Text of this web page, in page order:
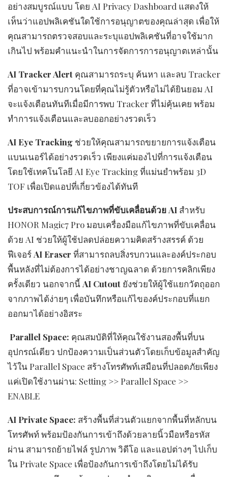
อย่างสมบูรณ์แบบ โดย AI Privacy Dashboard แสดงให้
เห็นว่าแอปพลิเคชันใดใช้การอนุญาตของคุณล่าสุด เพื่อให้
คุณสามารถตรวจสอบและระบุแอปพลิเคชันที่อาจใช้มาก
เกินไป พร้อมคำแนะนำในการจัดการการอนุญาตเหล่านั้น
AI Tracker Alert คุณสามารถระบุ ค้นหา และลบ Tracker
ที่อาจเข้ามารบกวนโดยที่คุณไม่รู้ตัวหรือไม่ได้ยินยอม AI
จะแจ้งเตือนทันทีเมื่อมีการพบ Tracker ที่ไม่คุ้นเคย พร้อม
ทำการแจ้งเตือนและลบออกอย่างรวดเร็ว
AI Eye Tracking ช่วยให้คุณสามารถขยายการแจ้งเตือน
แบนเนอร์ได้อย่างรวดเร็ว เพียงแค่มองไปที่การแจ้งเตือน
โดยใช้เทคโนโลยี AI Eye Tracking ที่แม่นยำพร้อม 3D
TOF เพื่อเปิดแอปที่เกี่ยวข้องได้ทันที
ประสบการณ์การแก้ไขภาพที่ขับเคลื่อนด้วยAI สำหรับ
HONOR Magic7 Pro มอบเครื่องมือแก้ไขภาพที่ขับเคลื่อน
ด้วย AI ช่วยให้ผู้ใช้ปลดปล่อยความคิดสร้างสรรค์ ด้วย
ฟีเจอร์AI Eraser ที่สามารถลบสิ่งรบกวนและองค์ประกอบ
พื้นหลังที่ไม่ต้องการได้อย่างชาญฉลาด ด้วยการคลิกเพียง
ครั้งเดียว นอกจากนี้AI Cutout ยังช่วยให้ผู้ใช้แยกวัตถุออก
จากภาพได้ง่ายๆ เพื่อบันทึกหรือแก้ไของค์ประกอบที่แยก
ออกมาได้อย่างอิสระ
Parallel Space: คุณสมบัติที่ให้คุณใช้งานสองพื้นที่บน
อุปกรณ์เดียว ปกป้องความเป็นส่วนตัวโดยเก็บข้อมูลสำคัญ
ไว้ใน Parallel Space สร้างโทรศัพท์เสมือนที่ปลอดภัยเพียง
แค่เปิดใช้งานผ่าน: Setting >> Parallel Space >>
ENABLE
AI Private Space: สร้างพื้นที่ส่วนตัวแยกจากพื้นที่หลักบน
โทรศัพท์ พร้อมป้องกันการเข้าถึงด้วยลายนิ้วมือหรือรหัส
ผ่าน สามารถย้ายไฟล์ รูปภาพ วิดีโอ และแอปต่างๆ ไปเก็บ
ใน Private Space เพื่อป้องกันการเข้าถึงโดยไม่ได้รับ